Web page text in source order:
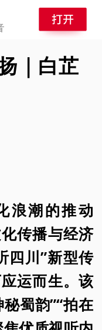
｜白芷
浪潮的推动
传播与经济
四川”新型传
运而生。该
蜀韵”“拍在